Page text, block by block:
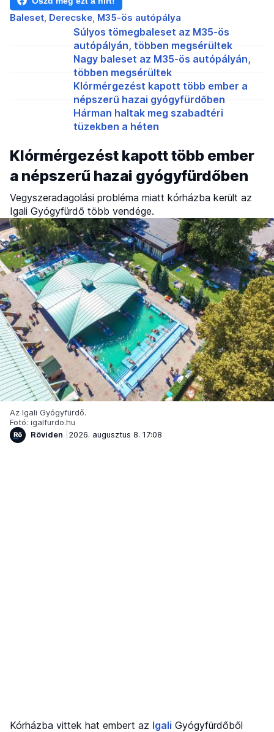
Baleset Derecske M35-ös autópálya
Súlyos tömegbaleset az M35-ös
autópályán, többen megsérültek
Nagy baleset az M35-ös autópályán,
többen megsérültek
Klórmérgezést kapott több ember a
népszerű hazai gyógyfürdőben
Hárman haltak meg szabadtéri
tüzekben a héten
Klórmérgezést kapott több ember
a népszerű hazai gyógyfürdőben
Vegyszeradagolási probléma miatt kórházba került az
Igali Gyógyfürdő több vendége.
Az Igali Gyógyfürdő.
Fotó: igalfurdo.hu
Röviden
2026. augusztus 8. 17:08
Kórházba vittek hat embert az Igali Gyógyfürdőből